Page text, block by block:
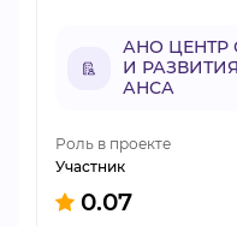
АНО ЦЕНТР
И
АНСА
Роль в проекте
Участник
0.07